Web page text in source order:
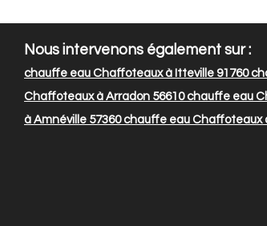
Nous intervenons également sur :
chauffe eau Chaffoteaux à Itteville 91760
Chaffoteaux à Arradon 56610chauffe eau
à Amnéville 57360chauffe eau Chaffoteaux